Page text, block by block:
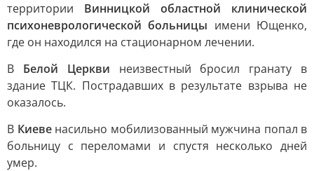
территории Винницкой областной клинической
психоневрологической больницы имени Ющенко,
где он находился на стационарном лечении.
В Белой Церкви неизвестный бросил гранату в
здание ТЦК. Пострадавших в результате взрыва не
оказалось.
В Киевенасильно мобилизованный мужчина попал в
больницу с переломами и спустя несколько дней
умер.